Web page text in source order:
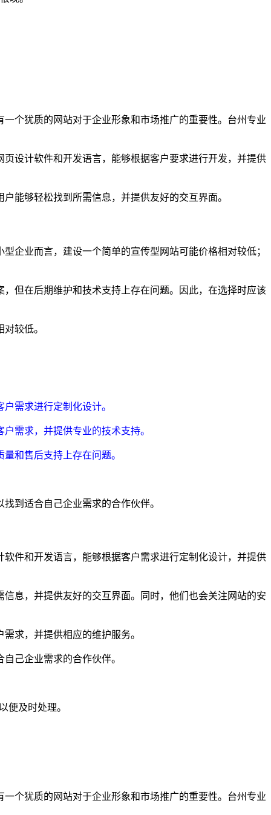
个犹质的网站对于企业形象和市场推广的重要性。台州专业
设计软件和开发语言，能够根据客户要求进行开发，并提供
能够轻松找到所需信息，并提供友好的交互界面。
企业而言，建设一个简单的宣传型网站可能价格相对较低；
但在后期维护和技术支持上存在问题。因此，在选择时应该
较低。
需求进行定制化设计。
需求，并提供专业的技术支持。
和售后支持上存在问题。
到适合自己企业需求的合作伙伴。
件和开发语言，能够根据客户需求进行定制化设计，并提供
息，并提供友好的交互界面。同时，他们也会关注网站的安
求，并提供相应的维护服务。
己企业需求的合作伙伴。
便及时处理。
个犹质的网站对于企业形象和市场推广的重要性。台州专业